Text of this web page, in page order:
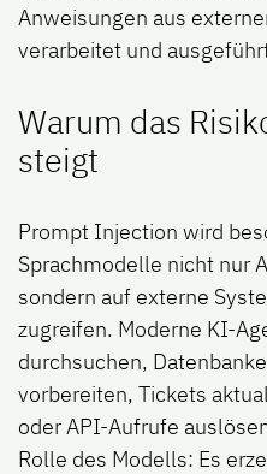
Anweisungen aus
verarbeitet und
Warum das
steigt
Prompt Injection wird
Sprachmodelle nicht nur
sondern auf externe
zugreifen. Moderne KI-
durchsuchen,
vorbereiten, Tickets
oder API-Aufrufe
Rolle des Modells: Es